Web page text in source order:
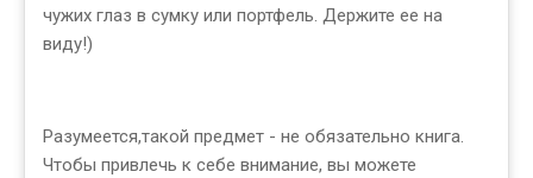
чужих глаз в сумку или портфель. Держите ее на
виду!)
Разумеется,такой предмет - не обязательно книга.
Чтобы привлечь к себе внимание, вы можете